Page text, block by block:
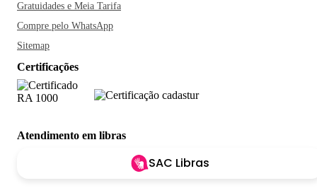
Gratuidades e Meia Tarifa
Compre pelo WhatsApp
Sitemap
Certificações
Atendimento em libras
SAC Libras